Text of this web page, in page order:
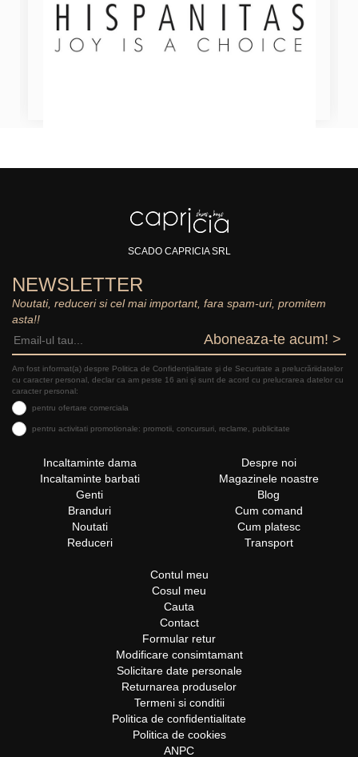
SCADO CAPRICIA SRL
NEWSLETTER
Noutati, reduceri si cel mai important, fara spam-uri, promitem
asta!!
Aboneaza-te acum! >
Am fost informat(a) despre Politica de Confidențialitate şi de Securitate a prelucrăriidatelor
cu caracter personal, declar ca am peste 16 ani și sunt de acord cu prelucrarea datelor cu
caracter personal:
pentru ofertare comerciala
pentru activitati promotionale: promotii, concursuri, reclame, publicitate
Incaltaminte dama
Incaltaminte barbati
Genti
Branduri
Noutati
Reduceri
Despre noi
Magazinele noastre
Blog
Cum comand
Cum platesc
Transport
Contul meu
Cosul meu
Cauta
Contact
Formular retur
Modificare consimtamant
Solicitare date personale
Returnarea produselor
Termeni si conditii
Politica de confidentialitate
Politica de cookies
ANPC